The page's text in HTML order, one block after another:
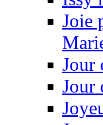
Joie
Jour
Jour